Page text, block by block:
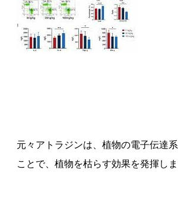
元々アトラジンは、植物の電子伝達
ことで、植物を枯らす効果を発揮しま